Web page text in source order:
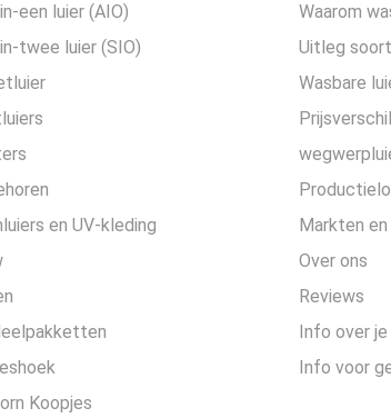
een luier (AIO)
twee luier (SIO)
en UV-kleding
Koopjes
Waarom
Uitleg
Wasbare
Markten
Over ons
Reviews
Info over
Info voor